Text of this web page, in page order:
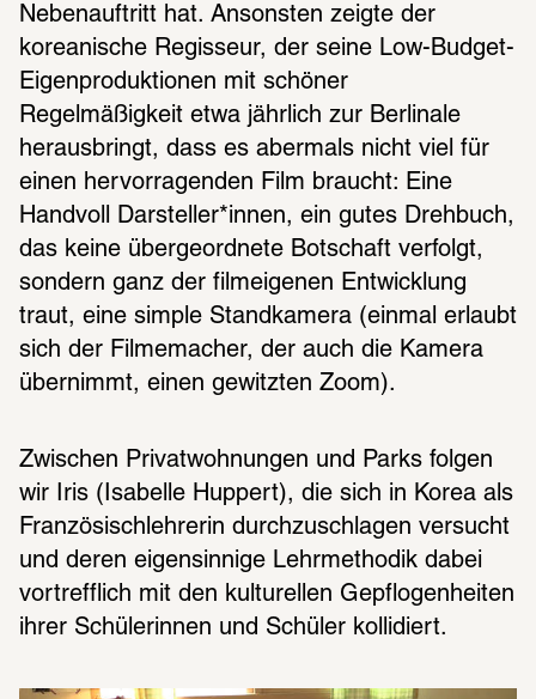
Nebenauftritt hat. Ansonsten zeigte der
koreanische Regisseur, der seine Low-Budget-
Eigenproduktionen mit schöner
Regelmäßigkeit etwa jährlich zur Berlinale
herausbringt, dass es abermals nicht viel für
einen hervorragenden Film braucht: Eine
Handvoll Darsteller*innen, ein gutes Drehbuch,
das keine übergeordnete Botschaft verfolgt,
sondern ganz der filmeigenen Entwicklung
traut, eine simple Standkamera (einmal erlaubt
sich der Filmemacher, der auch die Kamera
übernimmt, einen gewitzten Zoom).
Zwischen Privatwohnungen und Parks folgen
wir Iris (Isabelle Huppert), die sich in Korea als
Französischlehrerin durchzuschlagen versucht
und deren eigensinnige Lehrmethodik dabei
vortrefflich mit den kulturellen Gepflogenheiten
ihrer Schülerinnen und Schüler kollidiert.